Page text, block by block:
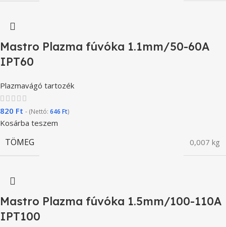
Mastro Plazma fúvóka 1.1mm/50-60A
IPT60
Plazmavágó tartozék
820 Ft - (Nettó: 646 Ft)
Kosárba teszem
TÖMEG 0,007 kg
Mastro Plazma fúvóka 1.5mm/100-110A
IPT100